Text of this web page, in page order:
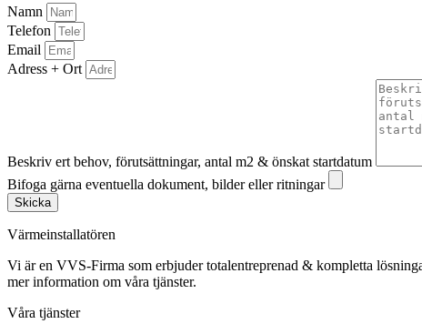
Namn
Telefon
Email
Adress + Ort
Beskriv ert behov, förutsättningar, antal m2 & önskat startdatum
Bifoga gärna eventuella dokument, bilder eller ritningar
Skicka
Värmeinstallatören
Vi är en VVS-Firma som erbjuder totalentreprenad & kompletta
mer information om våra tjänster.
Våra tjänster